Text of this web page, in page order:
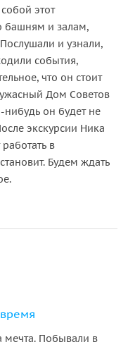
этот
башням и залам,
и узнали,
события,
что он стоит
Дом Советов
нибудь он будет не
экскурсии Ника
в
Будем ждать
мечта. Побывали в